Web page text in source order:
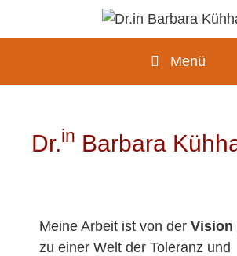
Menü
Dr.in Barbara
Meine Arbeit ist von der Vision
zu einer Welt der Toleranz und